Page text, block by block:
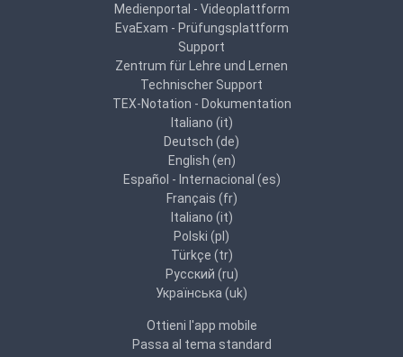
Medienportal - Videoplattform
EvaExam - Prüfungsplattform
Support
Zentrum für Lehre und Lernen
Technischer Support
TEX-Notation - Dokumentation
Italiano ‎(it)‎
Deutsch ‎(de)‎
English ‎(en)‎
Español - Internacional ‎(es)‎
Français ‎(fr)‎
Italiano ‎(it)‎
Polski ‎(pl)‎
Türkçe ‎(tr)‎
Русский ‎(ru)‎
Українська ‎(uk)‎
Ottieni l'app mobile
Passa al tema standard